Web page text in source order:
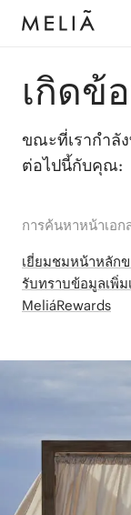
เกิดข้
ขณะที่เรากำลั
ต่อไปนี้กับคุณ:
การค้นหาหน้าเอ
เยี่ยมชมหน้าหลักข
รับทราบข้อมูลเพิ่ม
MeliáRewards